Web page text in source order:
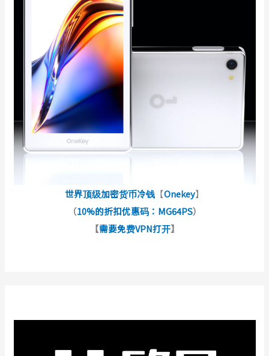
世界顶级加密货币冷钱 【Onekey】
（10%的折扣优惠码：MG64PS）
【需要免费VPN打开】